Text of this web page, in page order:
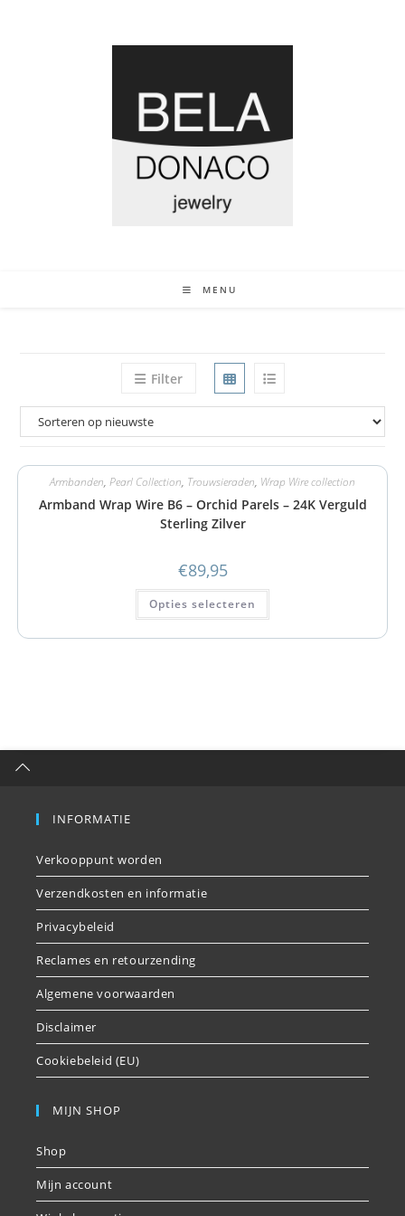
MENU
Filter
Armbanden, Pearl Collection, Trouwsieraden, Wrap Wire collection
Armband Wrap Wire B6 – Orchid Parels – 24K Verguld
Sterling Zilver
€89,95
Opties selecteren
INFORMATIE
Verkooppunt worden
Verzendkosten en informatie
Privacybeleid
Reclames en retourzending
Algemene voorwaarden
Disclaimer
Cookiebeleid (EU)
MIJN SHOP
Shop
Mijn account